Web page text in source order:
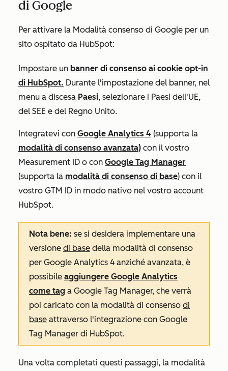
di Google
Per attivare la Modalità consenso di Google per un
sito ospitato da HubSpot:
Impostare un banner di consenso ai cookie opt-in
di HubSpot. Durante l'impostazione del banner, nel
menu a discesa Paesi, selezionare i Paesi dell'UE,
del SEE e del Regno Unito.
Integratevi con Google Analytics 4 (supporta la
modalità di consenso avanzata) con il vostro
Measurement ID o con Google Tag Manager
(supporta la modalità di consenso di base) con il
vostro GTM ID in modo nativo nel vostro account
HubSpot.
Nota bene: se si desidera implementare una
versione di base della modalità di consenso
per Google Analytics 4 anziché avanzata, è
possibile aggiungere Google Analytics
come tag a Google Tag Manager, che verrà
poi caricato con la modalità di consenso di
base attraverso l'integrazione con Google
Tag Manager di HubSpot.
Una volta completati questi passaggi, la modalità